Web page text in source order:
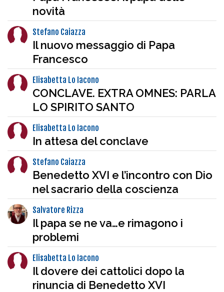
novità
Stefano Caiazza
Il nuovo messaggio di Papa
Francesco
Elisabetta Lo Iacono
CONCLAVE. EXTRA OMNES: PARLA
LO SPIRITO SANTO
Elisabetta Lo Iacono
In attesa del conclave
Stefano Caiazza
Benedetto XVI e l’incontro con Dio
nel sacrario della coscienza
Salvatore Rizza
Il papa se ne va…e rimagono i
problemi
Elisabetta Lo Iacono
Il dovere dei cattolici dopo la
rinuncia di Benedetto XVI